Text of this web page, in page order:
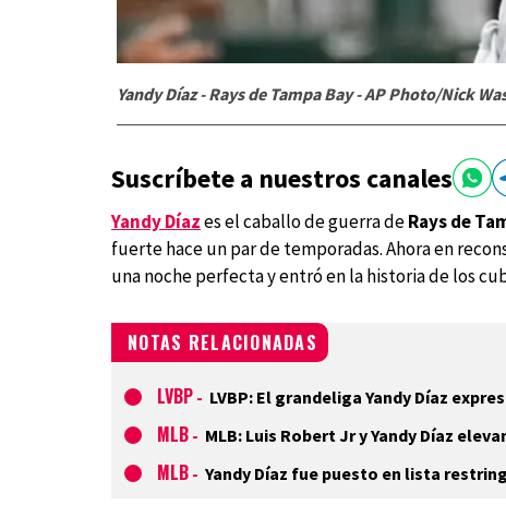
Yandy Díaz - Rays de Tampa Bay - AP Photo/Nick
Suscríbete a nuestros canales
Yandy Díazes el caballo de guerra deRays de
fuerte hace un par de temporadas. Ahora en
una noche perfecta y entró en la historia de los
NOTAS RELACIONADAS
LVBP - LVBP: El grandeliga Yandy Díaz
MLB - MLB: Luis Robert Jr y Yandy Díaz
MLB - Yandy Díaz fue puesto en lista